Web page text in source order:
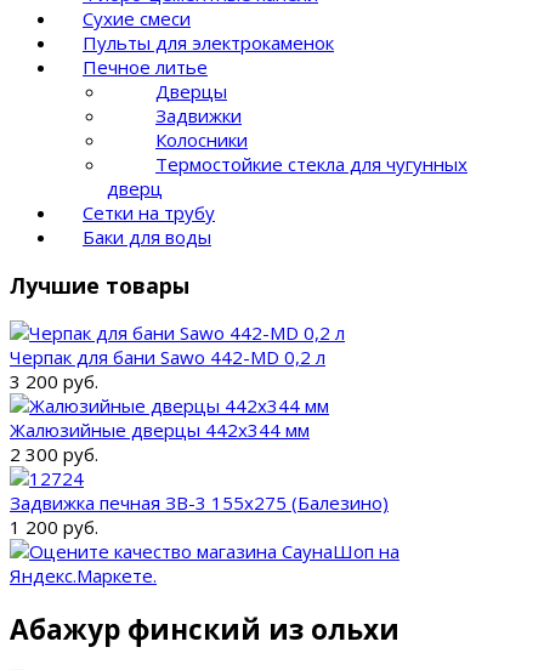
Сухие смеси
Пульты для электрокаменок
Печное литье
Дверцы
Задвижки
Колосники
Термостойкие стекла для чугунных
дверц
Сетки на трубу
Баки для воды
Лучшие товары
Черпак для бани Sawo 442-MD 0,2 л
3 200 руб.
Жалюзийные дверцы 442x344 мм
2 300 руб.
Задвижка печная ЗВ-3 155х275 (Балезино)
1 200 руб.
Абажур финский из ольхи